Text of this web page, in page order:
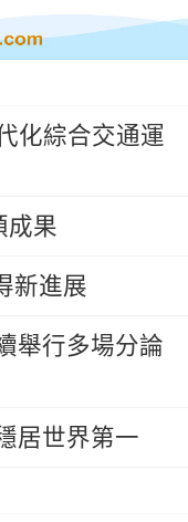
化綜合交通運
成果
新進展
舉行多場分論
居世界第一